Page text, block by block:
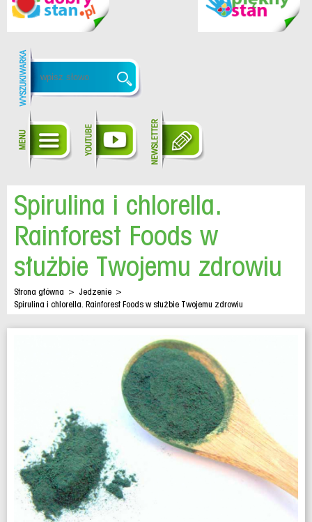
Spirulina i chlorella.
Rainforest Foods w
służbie Twojemu zdrowiu
Strona główna > Jedzenie >
Spirulina i chlorella. Rainforest Foods w służbie Twojemu zdrowiu